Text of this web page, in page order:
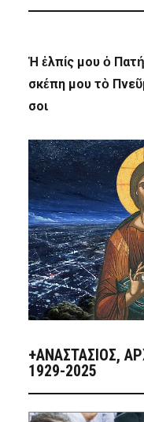
Ἡ ἐλπίς μου ὁ
σκέπη μου τὸ
σοι
+ΑΝΑΣΤΆΣΙΟΣ,
1929-2025